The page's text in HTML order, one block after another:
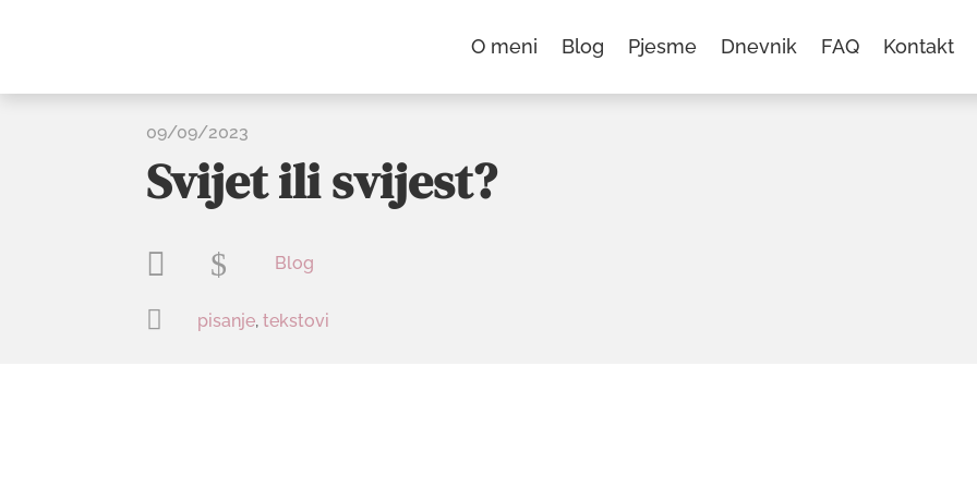
O meni Blog Pjesme Dnevnik FAQ Kontakt
09/09/2023
Svijet ili svijest?
 $ Blog
 pisanje,tekstovi